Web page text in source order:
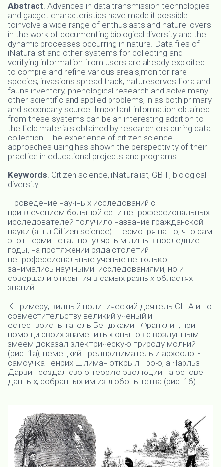
Abstract . Advances in data transmission technologies
and gadget characteristics have made it possible
toinvolve a wide range of enthusiasts and nature lovers
in the work of documenting biological diversity and the
dynamic processes occurring in nature. Data files of
iNaturalist and other systems for collecting and
verifying information from users are already exploited
to compile and refine various areals,monitor rare
species, invasions spread track, natureserves flora and
fauna inventory, phenological research and solve many
other scientific and applied problems, in as both primary
and secondary source. Important information obtained
from these systems can be an interesting addition to
the field materials obtained by research ers during data
collection. The experience of citizen science
approaches using has shown the perspectivity of their
practice in educational projects and programs.
Keywords. Citizen science, iNaturalist, GBIF, biological
diversity.
Проведение научных исследований с
привлечением большой сети непрофессиональных
исследователей получило название гражданской
науки (англ.Citizen science). Несмотря на то, что сам
этот термин стал популярным лишь в последние
годы, на протяжении ряда столетий
непрофессиональные ученые не только
занимались научными исследованиями, но и
совершали открытия в самых разных областях
знаний.
К примеру, видный политический деятель США и по
совместительству великий ученый и
естествоиспытатель Бенджамин Франклин, при
помощи своих знаменитых опытов с воздушным
змеем доказал электрическую природу молний
(рис. 1а), немецкий предприниматель и археолог-
самоучка Генрих Шлиман открыл Трою, а Чарльз
Дарвин создал свою теорию эволюции на основе
данных, собранных им из любопытства (рис. 1б).